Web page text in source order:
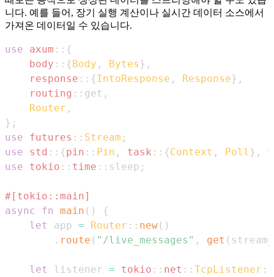
니다. 예를 들어, 장기 실행 계산이나 실시간 데이터 소스에서
가져온 데이터일 수 있습니다.
use axum :: {
body :: {Body , Bytes } ,
response :: {IntoResponse , Response} ,
routing :: get ,
Router ,
} ;
use
futures :: Stream ;
use
std :: {pin :: Pin , task :: {Context , Poll } ,
use
tokio :: time :: sleep ;
#[tokio::main]
async
fn main ( )
{
let
app = Router :: new( )
. route ( "/live_messages" , get (
let listener = tokio :: net :: TcpListener ::